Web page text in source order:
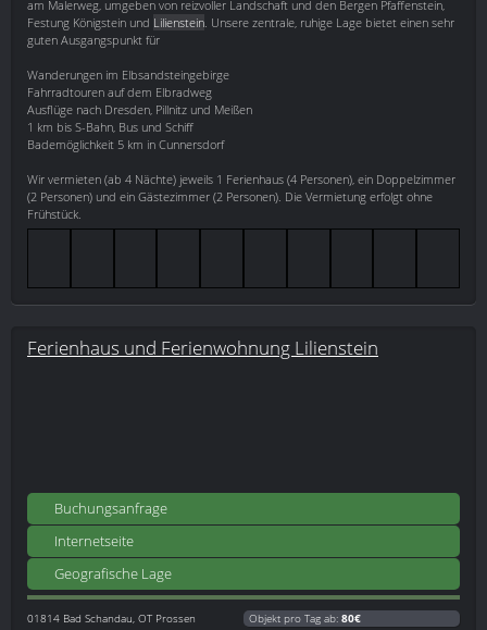
am Malerweg, umgeben von reizvoller Landschaft und den Bergen Pfaffenstein,
Festung Königstein und Lilienstein . Unsere zentrale, ruhige Lage bietet einen sehr
guten Ausgangspunkt für
Wanderungen im Elbsandsteingebirge
Fahrradtouren auf dem Elbradweg
Ausflüge nach Dresden, Pillnitz und Meißen
1 km bis S-Bahn, Bus und Schiff
Bademöglichkeit 5 km in Cunnersdorf
Wir vermieten (ab 4 Nächte) jeweils 1 Ferienhaus (4 Personen), ein Doppelzimmer
(2 Personen) und ein Gästezimmer (2 Personen). Die Vermietung erfolgt ohne
Frühstück.
Ferienhaus und Ferienwohnung Lilienstein
Buchungsanfrage
Internetseite
Geografische Lage
01814 Bad Schandau, OT Prossen
Objekt pro Tag ab: 80€